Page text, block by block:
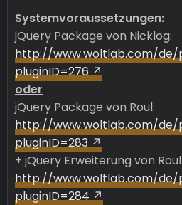
Systemvoraussetzungen:
jQuery Package von Nicklog:
http://www.woltlab.com/de/
pluginID=276
oder
jQuery Package von Roul:
http://www.woltlab.com/de/
pluginID=283
+ jQuery Erweiterung von Roul:
http://www.woltlab.com/de/
pluginID=284